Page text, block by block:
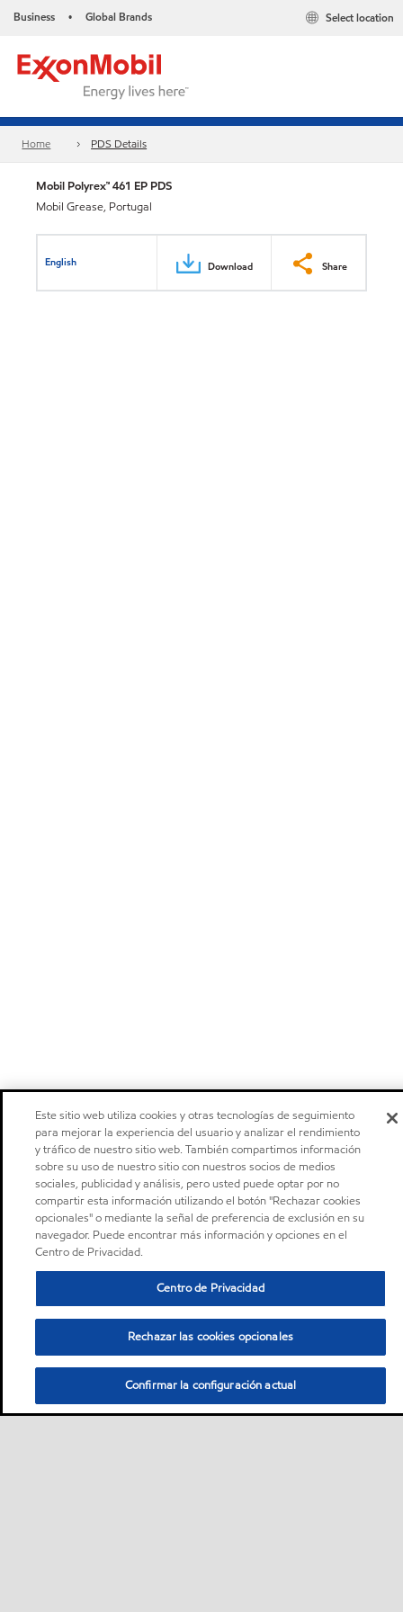
Business • Global Brands Select location
Home PDS Details
Mobil Polyrex™ 461 EP PDS
Mobil Grease, Portugal
English Download Share
Este sitio web utiliza cookies y otras tecnologías de seguimiento
para mejorar la experiencia del usuario y analizar el rendimiento
y tráfico de nuestro sitio web. También compartimos información
sobre su uso de nuestro sitio con nuestros socios de medios
sociales, publicidad y análisis, pero usted puede optar por no
compartir esta información utilizando el botón "Rechazar cookies
opcionales" o mediante la señal de preferencia de exclusión en su
navegador. Puede encontrar más información y opciones en el
Centro de Privacidad.
Centro de Privacidad
Rechazar las cookies opcionales
Confirmar la configuración actual